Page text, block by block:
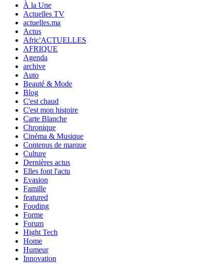
À la Une
Actuelles TV
actuelles.ma
Actus
Afric'ACTUELLES
AFRIQUE
Agenda
archive
Auto
Beauté & Mode
Blog
C'est chaud
C'est mon histoire
Carte Blanche
Chronique
Cinéma & Musique
Contenus de marque
Culture
Dernières actus
Elles font l'actu
Evasion
Famille
featured
Fooding
Forme
Forum
Hight Tech
Home
Humeur
Innovation